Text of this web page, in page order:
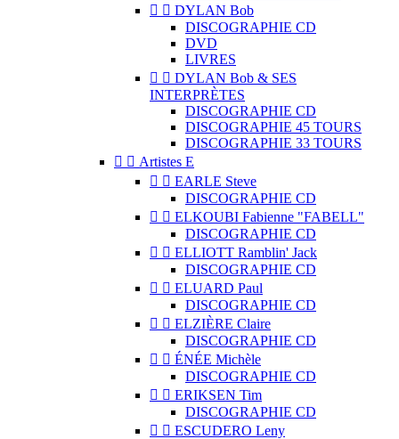
  DYLAN Bob
DISCOGRAPHIE CD
DVD
LIVRES
  DYLAN Bob & SES
INTERPRÈTES
DISCOGRAPHIE CD
DISCOGRAPHIE 45 TOURS
DISCOGRAPHIE 33 TOURS
  Artistes E
  EARLE Steve
DISCOGRAPHIE CD
  ELKOUBI Fabienne "FABELL"
DISCOGRAPHIE CD
  ELLIOTT Ramblin' Jack
DISCOGRAPHIE CD
  ELUARD Paul
DISCOGRAPHIE CD
  ELZIÈRE Claire
DISCOGRAPHIE CD
  ÉNÉE Michèle
DISCOGRAPHIE CD
  ERIKSEN Tim
DISCOGRAPHIE CD
  ESCUDERO Leny